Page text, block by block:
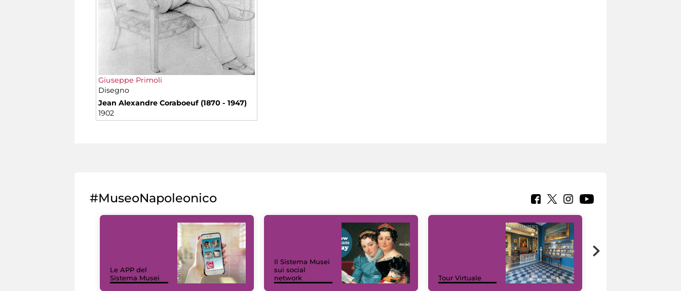
Giuseppe Primoli
Disegno
Jean Alexandre Coraboeuf (1870 - 1947)
1902
#MuseoNapoleonico
Le APP del
Sistema Musei
Il Sistema Musei
sui social
network
Tour Virtuale